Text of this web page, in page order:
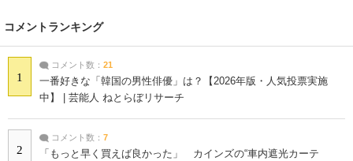
コメントランキング
1
コメント数： 21
一番好きな「韓国の男性俳優」は？【2026年版・人気投票実施
中】 | 芸能人 ねとらぼリサーチ
2
コメント数： 7
「もっと早く買えば良かった」 カインズの“車内遮光カーテ